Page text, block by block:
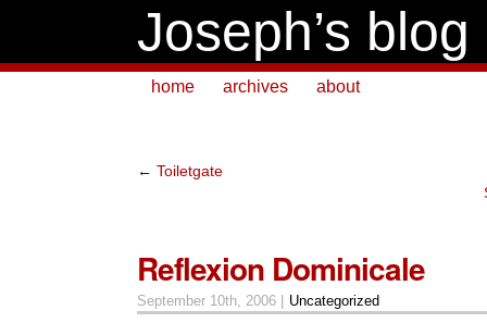
Joseph’s blog
home archives about
← Toiletgate
Reflexion Dominicale
September 10th, 2006 | Uncategorized